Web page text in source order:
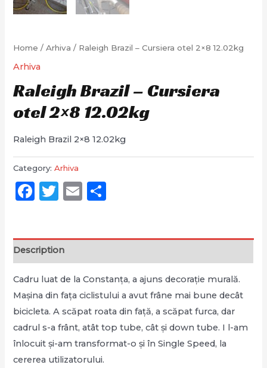
Home /Arhiva / Raleigh Brazil – Cursiera otel 2×8 12.02kg
Arhiva
Raleigh Brazil – Cursiera
otel 2×8 12.02kg
Raleigh Brazil 2×8 12.02kg
Category:Arhiva
Facebook
Twitter
Email
Description
Cadru luat de la Constanța, a ajuns decorație murală.
Mașina din fața ciclistului a avut frâne mai bune decât
bicicleta. A scăpat roata din față, a scăpat furca, dar
cadrul s-a frânt, atât top tube, cât și down tube. I l-am
înlocuit și-am transformat-o și în Single Speed, la
cererea utilizatorului.